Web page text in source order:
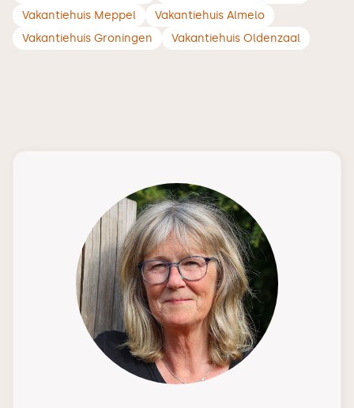
Vakantiehuis Meppel
Vakantiehuis Almelo
Vakantiehuis Groningen
Vakantiehuis Oldenzaal